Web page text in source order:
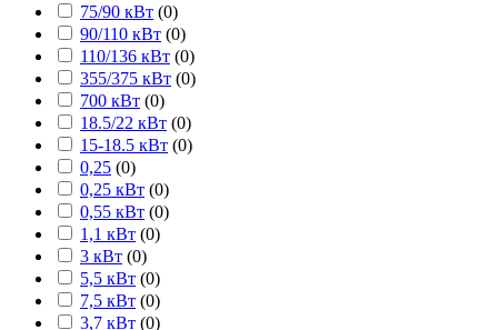
75/90 кВт (0)
90/110 кВт (0)
110/136 кВт (0)
355/375 кВт (0)
700 кВт (0)
18.5/22 кВт (0)
15-18.5 кВт (0)
0,25 (0)
0,25 кВт (0)
0,55 кВт (0)
1,1 кВт (0)
3 кВт (0)
5,5 кВт (0)
7,5 кВт (0)
3,7 кВт (0)